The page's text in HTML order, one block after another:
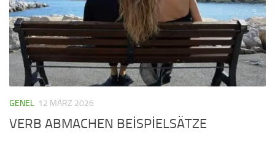
GENEL 12 MÄRZ 2026
VERB ABMACHEN BEİSPİELSÄTZE